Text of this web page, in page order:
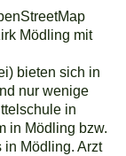
Mödling mit
bieten sich in
nur wenige
in
in Mödling bzw.
Mödling. Arzt